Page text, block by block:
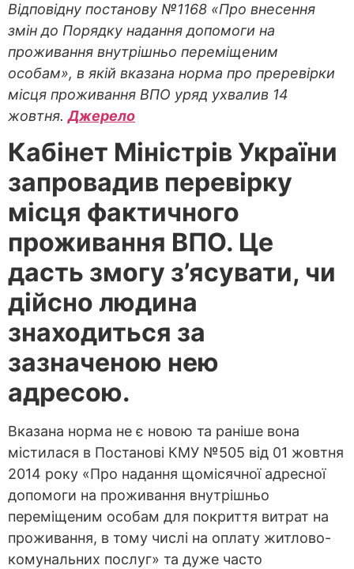
Відповідну постанову №1168 «Про внесення
змін до Порядку надання допомоги на
проживання внутрішньо переміщеним
особам», в якій вказана норма про преревірки
місця проживання ВПО уряд ухвалив 14
жовтня.Джерело
Кабінет Міністрів України
запровадив перевірку
місця фактичного
проживання ВПО. Це
дасть змогу з’ясувати, чи
дійсно людина
знаходиться за
зазначеною нею
адресою.
Вказана норма не є новою та раніше вона
містилася в Постанові КМУ №505 від 01 жовтня
2014 року «Про надання щомісячної адресної
допомоги на проживання внутрішньо
переміщеним особам для покриття витрат на
проживання, в тому числі на оплату житлово-
комунальних послуг» та дуже часто